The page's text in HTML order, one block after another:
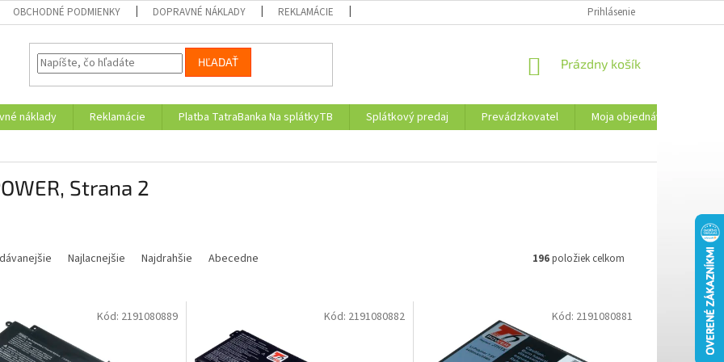
OBCHODNÉ PODMIENKY DOPRAVNÉ NÁKLADY REKLAMÁCIE MOJA OBJEDNÁVKA
Prihlásenie
HĽADAŤ
NÁKUPNÝ
Prázdny košík
náklady Reklamácie Platba TatraBanka Na splátkyTB Splátkový predaj Prevádzkovatel Moja objednávka
, Strana 2
Najlacnejšie Najdrahšie Abecedne 196položiek celkom
Kód: 2191080889 Kód: 2191080882 Kód: 2191080881